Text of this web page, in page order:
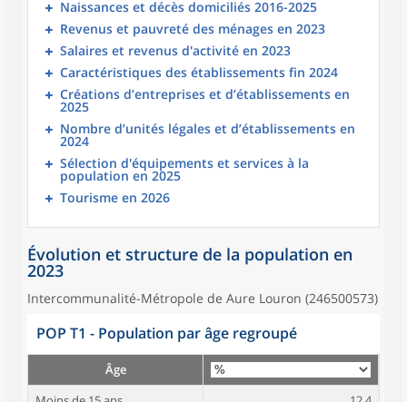
Naissances et décès domiciliés 2016-2025
Revenus et pauvreté des ménages en 2023
Salaires et revenus d'activité en 2023
Caractéristiques des établissements fin 2024
Créations d’entreprises et d’établissements en
2025
Nombre d’unités légales et d’établissements en
2024
Sélection d'équipements et services à la
population en 2025
Tourisme en 2026
Évolution et structure de la population en
2023
Intercommunalité-Métropole de Aure Louron (246500573)
POP T1 - Population par âge regroupé
Âge